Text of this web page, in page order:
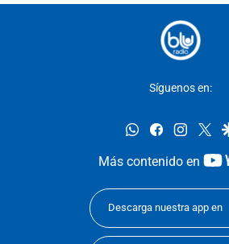
Síguenos en:
whatsappfacebook
Más contenido en
Descarga nuestra app en